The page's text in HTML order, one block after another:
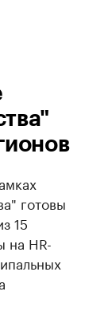
готовы
15
на HR-